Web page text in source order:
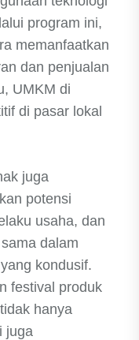
program ini,
memanfaatkan
dan penjualan
UMKM di
di pasar lokal
juga
potensi
usaha, dan
dalam
kondusif.
festival produk
hanya
juga